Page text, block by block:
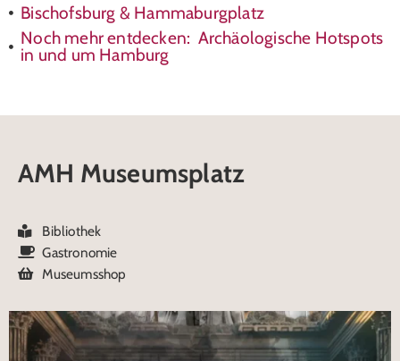
Bischofsburg & Hammaburgplatz
Noch mehr entdecken: Archäologische Hotspots
in und um Hamburg
AMH Museumsplatz​
Bibliothek
Gastronomie
Museumsshop